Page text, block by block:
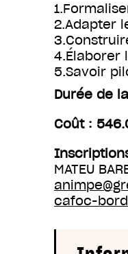
2.Adapter
4.Élaborer
5.Savoir
Durée de
Coût :
MATEU
cafoc-